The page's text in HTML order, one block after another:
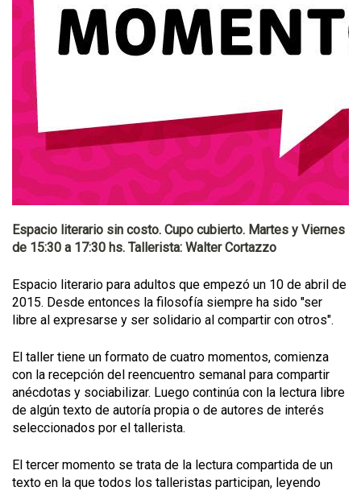
Espacio literario sin costo. Cupo cubierto. Martes y Viernes
de 15:30 a 17:30 hs. Tallerista: Walter Cortazzo
Espacio literario para adultos que empezó un 10 de abril de
2015. Desde entonces la filosofía siempre ha sido "ser
libre al expresarse y ser solidario al compartir con otros".
El taller tiene un formato de cuatro momentos, comienza
con la recepción del reencuentro semanal para compartir
anécdotas y sociabilizar. Luego continúa con la lectura libre
de algún texto de autoría propia o de autores de interés
seleccionados por el tallerista.
El tercer momento se trata de la lectura compartida de un
texto en la que todos los talleristas participan, leyendo